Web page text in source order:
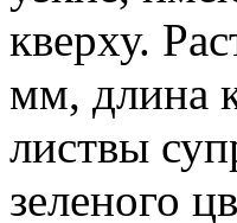
кверху.
мм, длина
листвы
зеленого